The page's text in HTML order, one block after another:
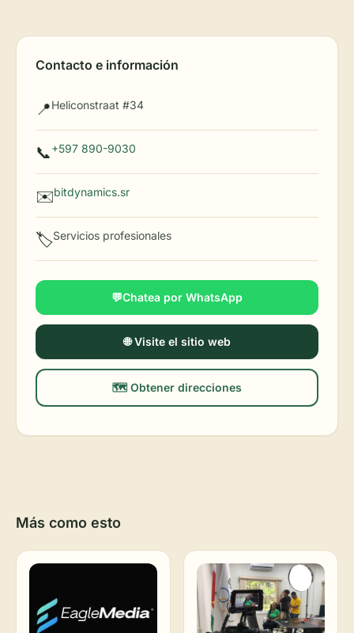
Contacto e información
📍Heliconstraat #34
📞+597 890-9030
✉️bitdynamics.sr
🏷️Servicios profesionales
💬Chatea por WhatsApp
🌐 Visite el sitio web
🗺️ Obtener direcciones
Más como esto